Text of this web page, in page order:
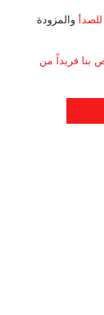
والمزودة
بنا فريداً من